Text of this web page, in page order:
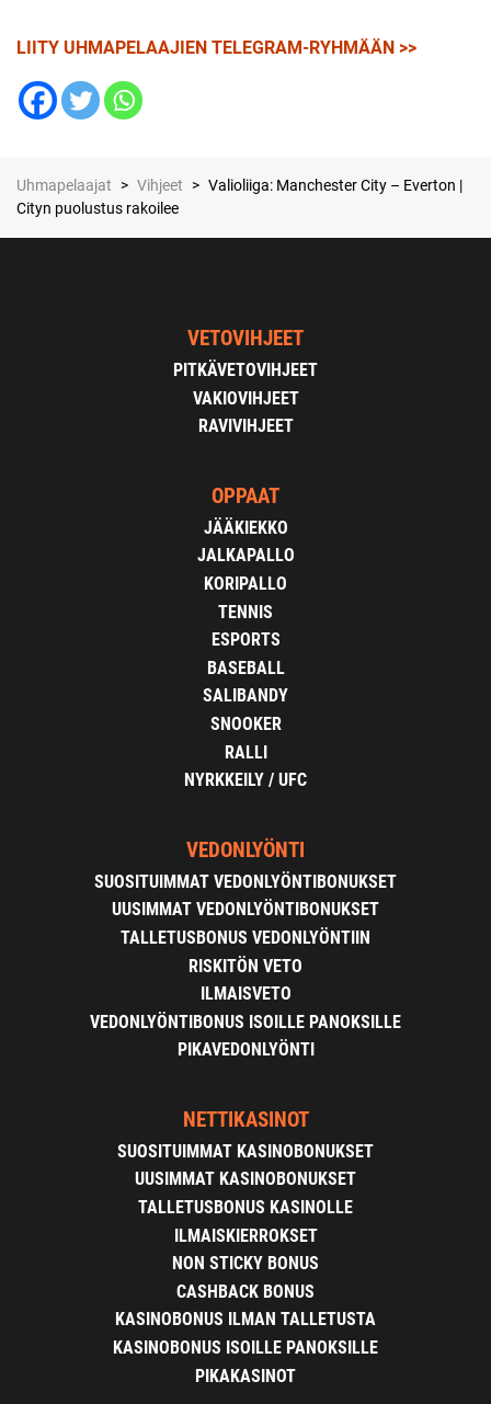
LIITY UHMAPELAAJIEN TELEGRAM-RYHMÄÄN >>
Uhmapelaajat > Vihjeet > Valioliiga: Manchester City – Everton |
Cityn puolustus rakoilee
VETOVIHJEET
PITKÄVETOVIHJEET
VAKIOVIHJEET
RAVIVIHJEET
OPPAAT
JÄÄKIEKKO
JALKAPALLO
KORIPALLO
TENNIS
ESPORTS
BASEBALL
SALIBANDY
SNOOKER
RALLI
NYRKKEILY / UFC
VEDONLYÖNTI
SUOSITUIMMAT VEDONLYÖNTIBONUKSET
UUSIMMAT VEDONLYÖNTIBONUKSET
TALLETUSBONUS VEDONLYÖNTIIN
RISKITÖN VETO
ILMAISVETO
VEDONLYÖNTIBONUS ISOILLE PANOKSILLE
PIKAVEDONLYÖNTI
NETTIKASINOT
SUOSITUIMMAT KASINOBONUKSET
UUSIMMAT KASINOBONUKSET
TALLETUSBONUS KASINOLLE
ILMAISKIERROKSET
NON STICKY BONUS
CASHBACK BONUS
KASINOBONUS ILMAN TALLETUSTA
KASINOBONUS ISOILLE PANOKSILLE
PIKAKASINOT